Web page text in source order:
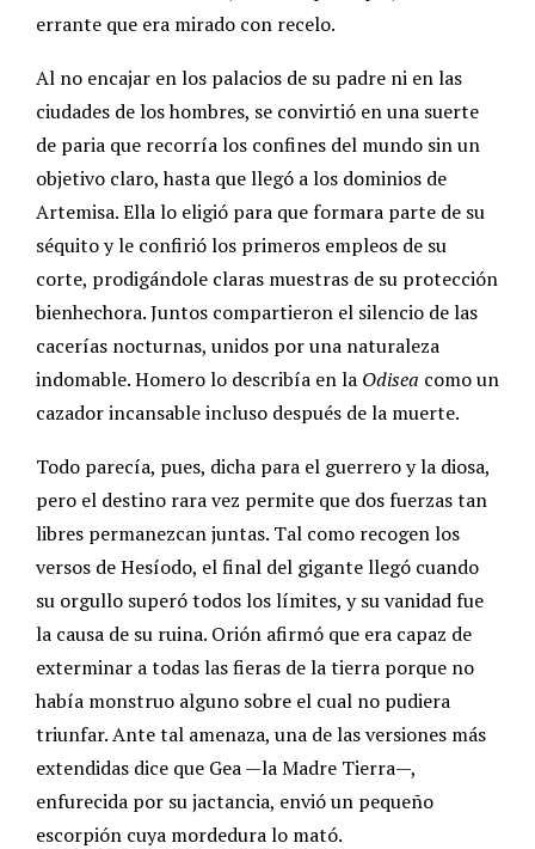
errante que era mirado con recelo.
Al no encajar en los palacios de su padre ni en las
ciudades de los hombres, se convirtió en una suerte
de paria que recorría los confines del mundo sin un
objetivo claro, hasta que llegó a los dominios de
Artemisa. Ella lo eligió para que formara parte de su
séquito y le confirió los primeros empleos de su
corte, prodigándole claras muestras de su protección
bienhechora. Juntos compartieron el silencio de las
cacerías nocturnas, unidos por una naturaleza
indomable. Homero lo describía en la Odisea como un
cazador incansable incluso después de la muerte.
Todo parecía, pues, dicha para el guerrero y la diosa,
pero el destino rara vez permite que dos fuerzas tan
libres permanezcan juntas. Tal como recogen los
versos de Hesíodo, el final del gigante llegó cuando
su orgullo superó todos los límites, y su vanidad fue
la causa de su ruina. Orión afirmó que era capaz de
exterminar a todas las fieras de la tierra porque no
había monstruo alguno sobre el cual no pudiera
triunfar. Ante tal amenaza, una de las versiones más
extendidas dice que Gea —la Madre Tierra—,
enfurecida por su jactancia, envió un pequeño
escorpión cuya mordedura lo mató.